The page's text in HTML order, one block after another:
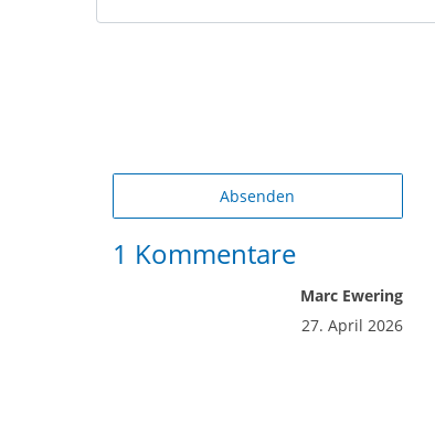
Absenden
1 Kommentare
Marc Ewering
27. April 2026